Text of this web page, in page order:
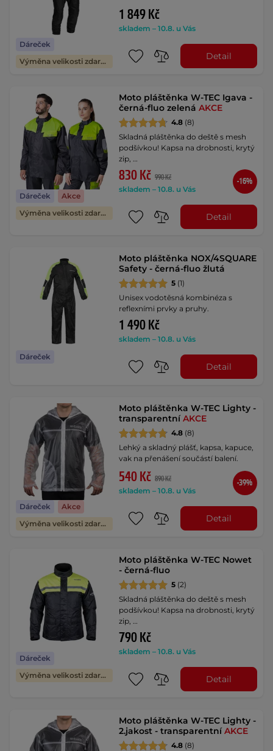
Dáreček
Výměna velikosti zdarma
1 849 Kč
skladem – 10.8. u Vás
Detail
Dáreček
Akce
Výměna velikosti zdarma
Moto pláštěnka W-TEC Igava -
černá-fluo zelenáAKCE
4.8 (8)
Skladná pláštěnka do deště s mesh
podšívkou! Kapsa na drobnosti, krytý
zip, …
830 Kč 990 Kč
skladem – 10.8. u Vás
-16%
Detail
Dáreček
Moto pláštěnka NOX/4SQUARE
Safety - černá-fluo žlutá
5 (1)
Unisex vodotěsná kombinéza s
reflexními prvky a pruhy.
1 490 Kč
skladem – 10.8. u Vás
Detail
Dáreček
Akce
Výměna velikosti zdarma
Moto pláštěnka W-TEC Lighty -
transparentníAKCE
4.8 (8)
Lehký a skladný plášť, kapsa, kapuce,
vak na přenášení součástí balení.
540 Kč 890 Kč
skladem – 10.8. u Vás
-39%
Detail
Dáreček
Výměna velikosti zdarma
Moto pláštěnka W-TEC Nowet
- černá-fluo
5 (2)
Skladná pláštěnka do deště s mesh
podšívkou! Kapsa na drobnosti, krytý
zip, …
790 Kč
skladem – 10.8. u Vás
Detail
Moto pláštěnka W-TEC Lighty -
2.jakost - transparentníAKCE
4.8 (8)